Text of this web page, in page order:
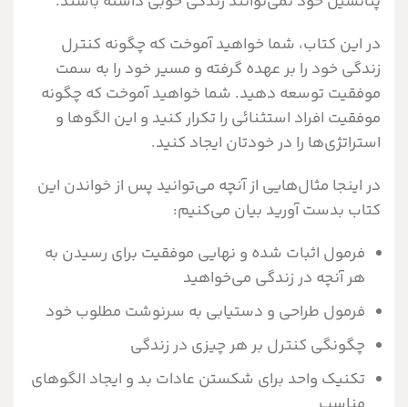
در اين کتاب، شما خواهيد آموخت که چگونه کنترل
زندگي خود را بر عهده گرفته و مسير خود را به سمت
موفقيت توسعه دهيد. شما خواهيد آموخت که چگونه
موفقيت افراد استثنائي را تکرار کنيد و اين الگوها و
استراتژي‌ها را در خودتان ايجاد کنيد.
در اينجا مثال‌هايي از آنچه مي‌توانيد پس از خواندن اين
کتاب بدست آوريد بيان مي‌کنيم:
فرمول اثبات شده و نهايي موفقيت براي رسيدن به
هر آنچه در زندگي مي‌خواهيد
فرمول طراحي و دستيابي به سرنوشت مطلوب خود
چگونگي کنترل بر هر چيزي در زندگي
تکنيک واحد براي شکستن عادات بد و ايجاد الگوهاي